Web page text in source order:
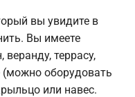
вы увидите в
Вы имеете
террасу,
(можно оборудовать
или навес.